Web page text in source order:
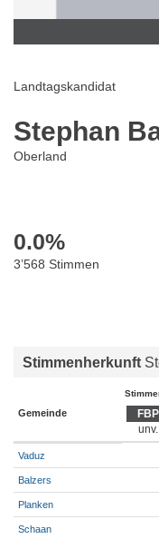
Landtagskandidat
Stephan
Oberland
0.0%
3’568 Stimmen
Stimmenherkunft
Gemeinde FBP
Vaduz
Balzers
Planken
Schaan